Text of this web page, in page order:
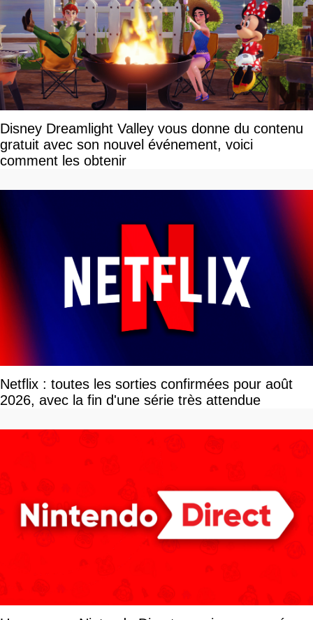
Disney Dreamlight Valley vous donne du contenu
gratuit avec son nouvel événement, voici
comment les obtenir
Netflix : toutes les sorties confirmées pour août
2026, avec la fin d'une série très attendue